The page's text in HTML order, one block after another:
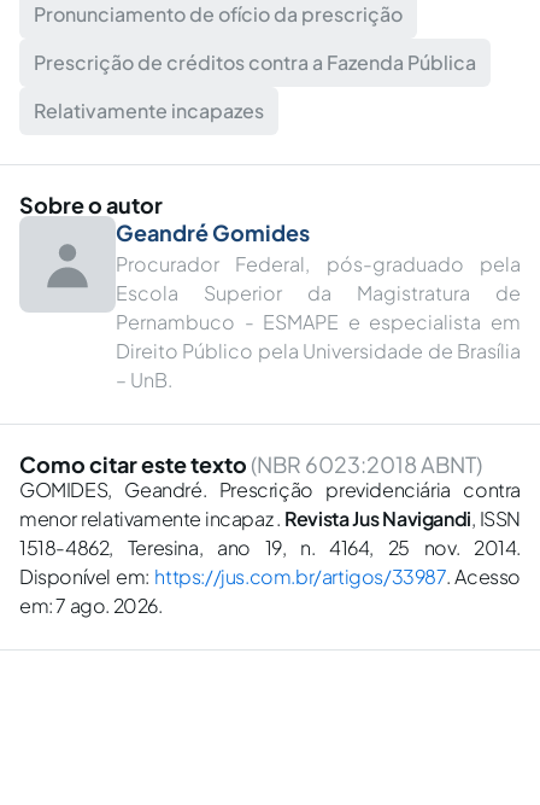
Pronunciamento de ofício da prescrição
Prescrição de créditos contra a Fazenda Pública
Relativamente incapazes
Sobre o autor
Geandré Gomides
Procurador Federal, pós-graduado pela
Escola Superior da Magistratura de
Pernambuco - ESMAPE e especialista em
Direito Público pela Universidade de Brasília
– UnB.
Como citar este texto (NBR 6023:2018 ABNT)
GOMIDES, Geandré. Prescrição previdenciária contra
menor relativamente incapaz . Revista Jus Navigandi, ISSN
1518-4862, Teresina, ano 19, n. 4164, 25 nov. 2014.
Disponível em: https://jus.com.br/artigos/33987. Acesso
em: 7 ago. 2026.